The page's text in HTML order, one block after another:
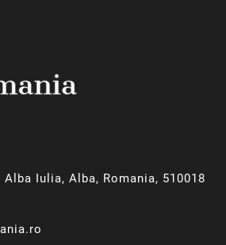
Iulia, Alba, Romania, 510018